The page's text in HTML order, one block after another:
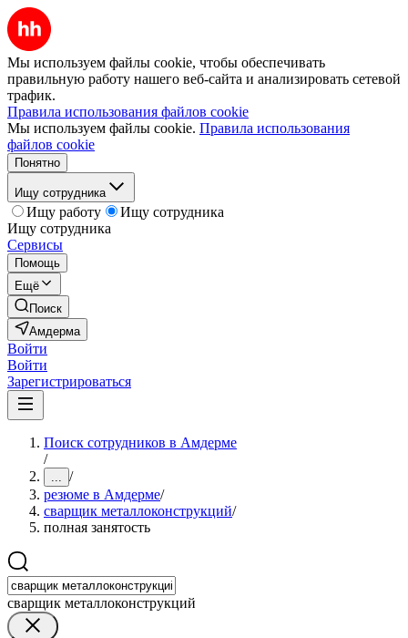
Мы используем файлы cookie, чтобы обеспечивать
правильную работу нашего веб-сайта и анализировать сетевой
трафик.
Правила использования файлов cookie
Мы используем файлы cookie. Правила использования
файлов cookie
Понятно
Ищу сотрудника
Ищу работу
Ищу сотрудника
Ищу сотрудника
Сервисы
Помощь
Ещё
Поиск
Амдерма
Войти
Войти
Зарегистрироваться
Поиск сотрудников в Амдерме
/
... /
резюме в Амдерме/
сварщик металлоконструкций/
полная занятость
сварщик металлоконструкций